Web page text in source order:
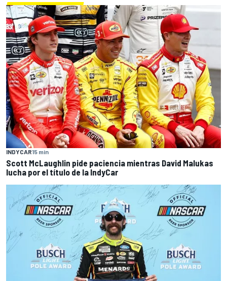
INDYCAR15 min
Scott McLaughlin pide paciencia mientras David Malukas
lucha por el título de la IndyCar